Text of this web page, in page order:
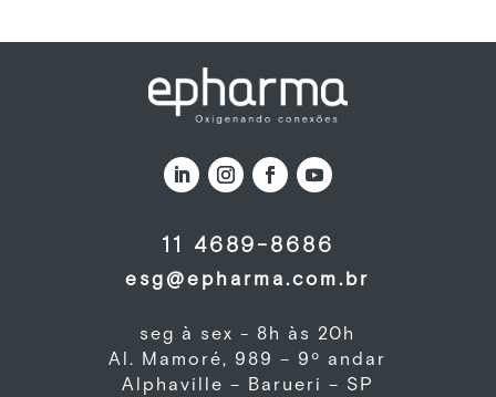
11 4689-8686
esg@epharma.com.br
seg à sex - 8h às 20h
Al. Mamoré, 989 – 9º andar
Alphaville – Barueri – SP